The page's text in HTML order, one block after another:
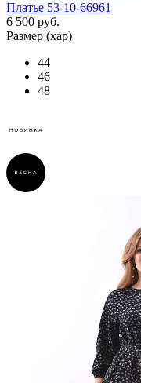
Платье 53-10-66961
6 500 руб.
Размер (хар)
44
46
48